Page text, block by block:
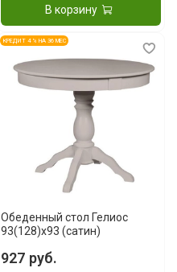
В корзину
КРЕДИТ 4 % НА 36 МЕС
Обеденный стол Гелиос
93(128)x93 (сатин)
927 руб.